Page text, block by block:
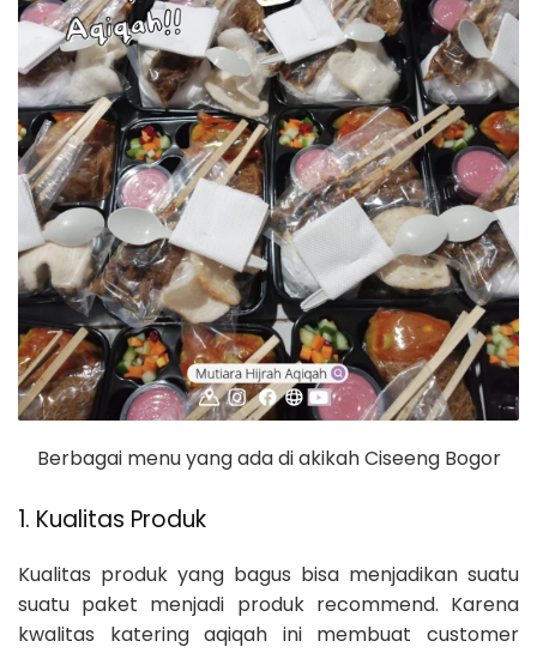
Berbagai menu yang ada di akikah Ciseeng Bogor
1. Kualitas Produk
Kualitas produk yang bagus bisa menjadikan suatu
suatu paket menjadi produk recommend. Karena
kwalitas katering aqiqah ini membuat customer